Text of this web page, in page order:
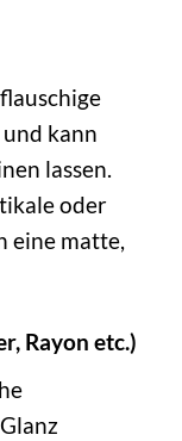
kann
lassen.
oder
eine matte,
Rayon etc.)